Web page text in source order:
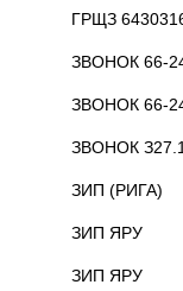
ГРЩЗ
ЗВОНОК 66-
ЗВОНОК 66-
ЗВОНОК
ЗИП (РИГА)
ЗИП ЯРУ
ЗИП ЯРУ